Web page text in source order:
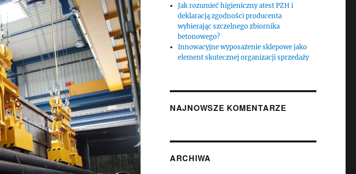
Jak rozumieć higieniczny atest PZH i
deklaracją zgodności producenta
wybierając szczelnego zbiornika
betonowego?
Innowacyjne wyposażenie sklepowe jako
element skutecznej organizacji sprzedaży
NAJNOWSZE KOMENTARZE
ARCHIWA